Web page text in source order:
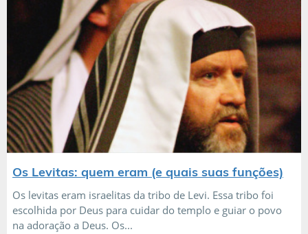
Os Levitas: quem eram (e quais suas funções)
Os levitas eram israelitas da tribo de Levi. Essa tribo foi
escolhida por Deus para cuidar do templo e guiar o povo
na adoração a Deus. Os...